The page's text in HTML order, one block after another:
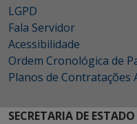
LGPD
Fala Servidor
Acessibilidade
Ordem Cronológica de
Planos de Contratações
SECRETARIA DE